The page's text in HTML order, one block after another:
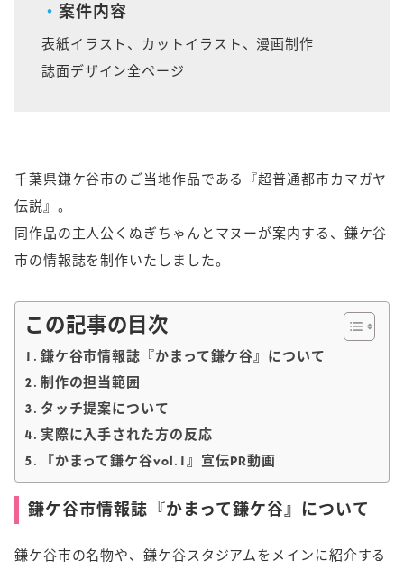
案件内容
表紙イラスト、カットイラスト、漫画制作
誌面デザイン全ページ
千葉県鎌ケ谷市のご当地作品である『超普通都市カマガヤ
伝説』。
同作品の主人公くぬぎちゃんとマヌーが案内する、鎌ケ谷
市の情報誌を制作いたしました。
この記事の目次
鎌ケ谷市情報誌『かまって鎌ケ谷』について
制作の担当範囲
タッチ提案について
実際に入手された方の反応
『かまって鎌ケ谷vol.1』宣伝PR動画
鎌ケ谷市情報誌『かまって鎌ケ谷』について
鎌ケ谷市の名物や、鎌ケ谷スタジアムをメインに紹介する